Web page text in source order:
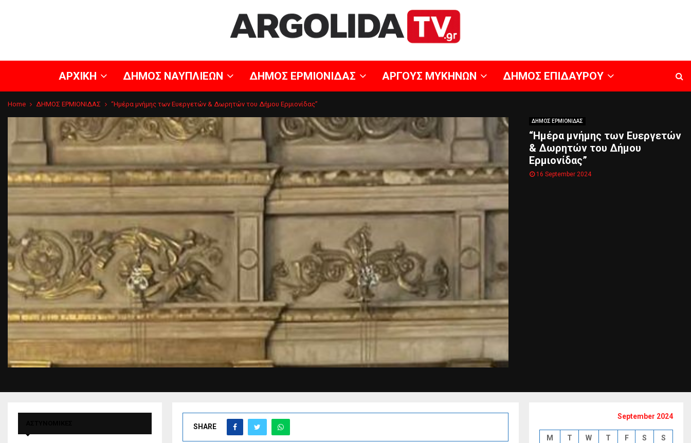
ΑΡΧΙΚΗ ΔΗΜΟΣ ΝΑΥΠΛΙΕΩΝ ΔΗΜΟΣ ΕΡΜΙΟΝΙΔΑΣ ΑΡΓΟΥΣ ΜΥΚΗΝΩΝ ΔΗΜΟΣ ΕΠΙΔΑΥΡΟΥ
Home ΔΗΜΟΣ ΕΡΜΙΟΝΙΔΑΣ “Ημέρα μνήμης των Ευεργετών & Δωρητών του Δήμου Ερμιονίδας”
ΔΗΜΟΣ ΕΡΜΙΟΝΙΔΑΣ
“Ημέρα μνήμης των Ευεργετών
& Δωρητών του Δήμου
Ερμιονίδας”
16 September 2024
SHARE
September 2024
M T W T F S S